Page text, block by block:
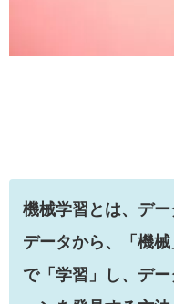
機械学習とは、デー
データから、「機
で「学習」し、デ